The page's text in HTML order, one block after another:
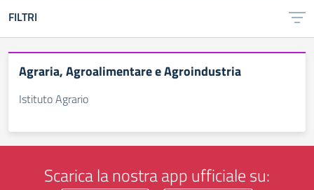
FILTRI
Agraria, Agroalimentare e Agroindustria
Istituto Agrario
Scarica la nostra app ufficiale su: